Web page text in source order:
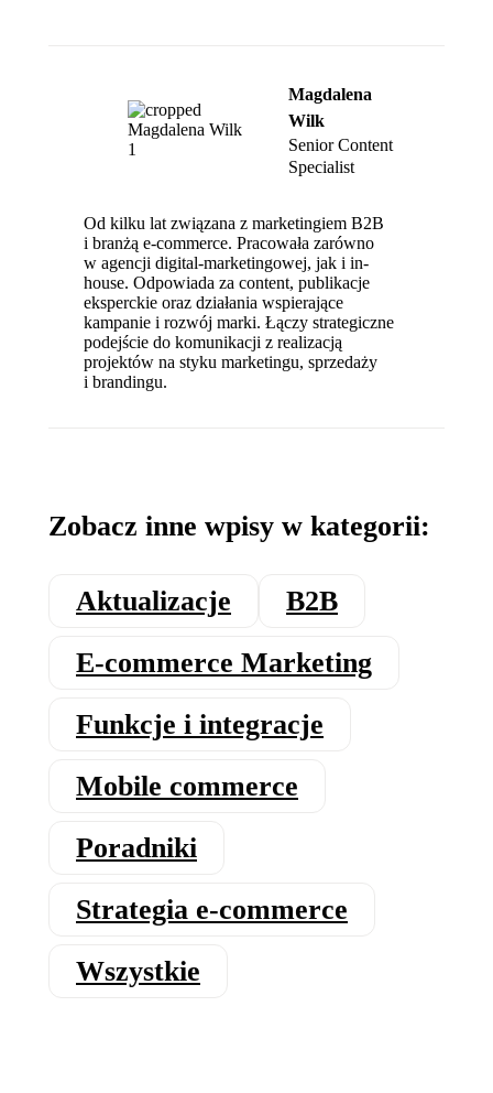
Magdalena
Wilk
Senior Content
Specialist
Od kilku lat związana z marketingiem B2B
i branżą e‑commerce. Pracowała zarówno
w agencji digital-marketingowej, jak i in-
house. Odpowiada za content, publikacje
eksperckie oraz działania wspierające
kampanie i rozwój marki. Łączy strategiczne
podejście do komunikacji z realizacją
projektów na styku marketingu, sprzedaży
i brandingu.
Zobacz inne wpisy w kategorii:
Aktualizacje
B2B
E‑commerce Marketing
Funkcje i integracje
Mobile commerce
Poradniki
Strategia e‑commerce
Wszystkie